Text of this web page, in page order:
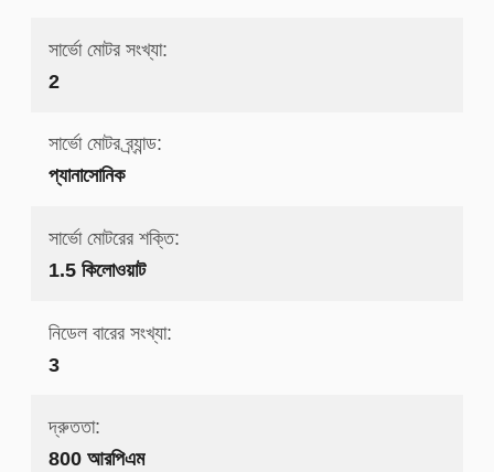
সার্ভো মোটর সংখ্যা:
2
সার্ভো মোটর ব্র্যান্ড:
প্যানাসোনিক
সার্ভো মোটরের শক্তি:
1.5 কিলোওয়াট
নিডেল বারের সংখ্যা:
3
দ্রুততা:
800 আরপিএম